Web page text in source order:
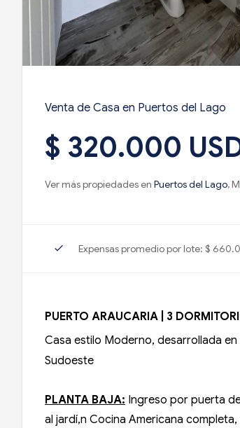
Venta de Casa en Puertos del Lago
$ 320.000
Ver más propiedades en Puertos del Lago,
check Expensas promedio por lote: $
PUERTO ARAUCARIA | 3
Casa estilo Moderno, desarrollada
PLANTA BAJA: Ingreso por puerta
al jardí,n Cocina Americana